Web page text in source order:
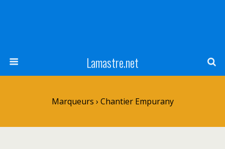
Lamastre.net
Marqueurs › Chantier Empurany